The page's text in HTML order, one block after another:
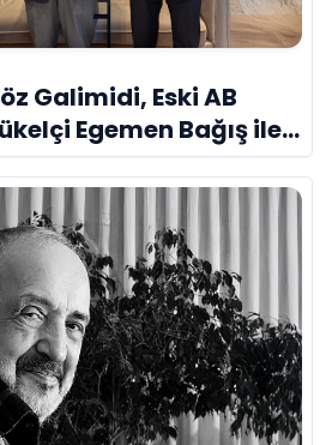
Galimidi, Eski AB
Egemen Bağış ile